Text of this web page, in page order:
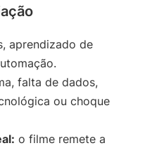
aprendizado de
falta de dados,
ou choque
o filme remete a